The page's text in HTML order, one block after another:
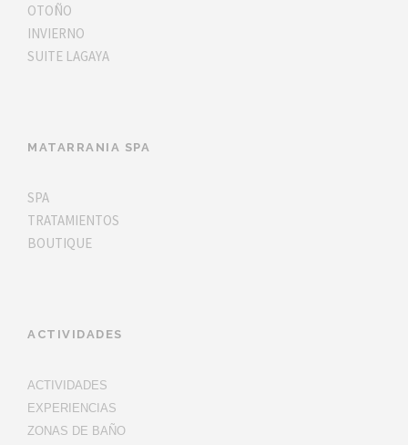
OTOÑO
INVIERNO
SUITE LAGAYA
MATARRANIA SPA
SPA
TRATAMIENTOS
BOUTIQUE
ACTIVIDADES
ACTIVIDADES
EXPERIENCIAS
ZONAS DE BAÑO